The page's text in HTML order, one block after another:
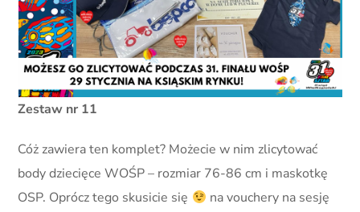
Zestaw nr 11
Cóż zawiera ten komplet? Możecie w nim zlicytować
body dziecięce WOŚP – rozmiar 76-86 cm i maskotkę
OSP. Oprócz tego skusicie się
na vouchery na sesję